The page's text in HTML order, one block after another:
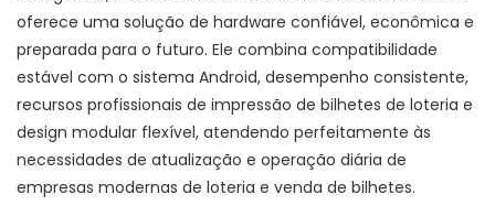
oferece uma solução de hardware confiável, econômica e
preparada para o futuro. Ele combina compatibilidade
estável com o sistema Android, desempenho consistente,
recursos profissionais de impressão de bilhetes de loteria e
design modular flexível, atendendo perfeitamente às
necessidades de atualização e operação diária de
empresas modernas de loteria e venda de bilhetes.